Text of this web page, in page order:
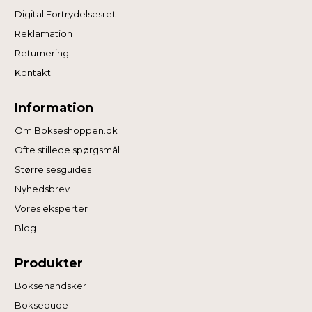
Digital Fortrydelsesret
Reklamation
Returnering
Kontakt
Information
Om Bokseshoppen.dk
Ofte stillede spørgsmål
Størrelsesguides
Nyhedsbrev
Vores eksperter
Blog
Produkter
Boksehandsker
Boksepude